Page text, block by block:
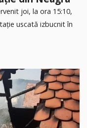
joi, la ora 15:10,
uscată izbucnit în